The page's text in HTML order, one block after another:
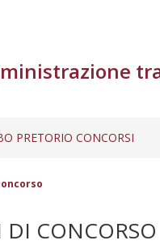
PRETORIO CONCORSI
DI CONCORSO